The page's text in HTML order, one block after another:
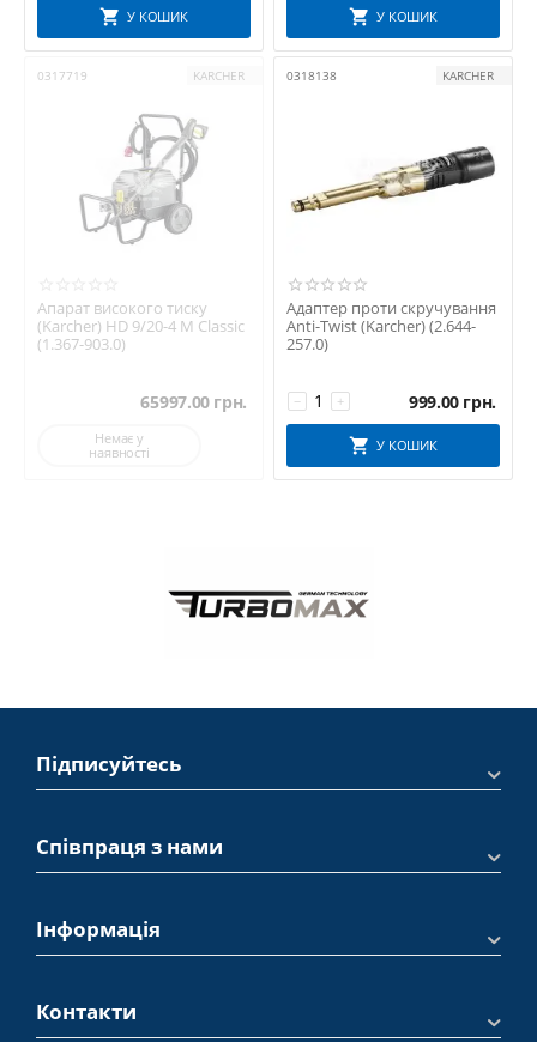
У КОШИК У КОШИК
0317719 KARCHER
Апарат високого тиску
(Karcher) HD 9/20-4 M Classic
(1.367-903.0)
65997.00 грн.
Немає у
наявності
0318138 KARCHER
Адаптер проти скручування
Anti-Twist (Karcher) (2.644-
257.0)
+
− 999.00 грн.
У КОШИК
Підписуйтесь
Співпраця з нами
Інформація
Контакти